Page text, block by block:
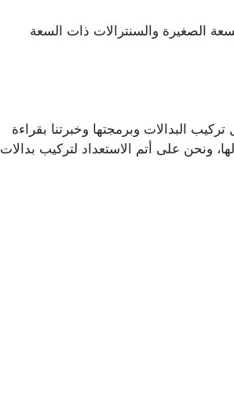
الصغيرة والسنترالات ذات السعة
مجال تركيب البدالات وبرمجتها وخبرتنا بقراءة
ونحن على أتم الاستعداد لتركيب بدالات